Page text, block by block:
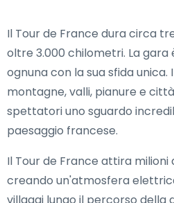
Il Tour de France dura circa
oltre 3.000 chilometri. La gara
ognuna con la sua sfida
montagne, valli, pianure e
spettatori uno sguardo
paesaggio francese.
Il Tour de France attira
creando un'atmosfera